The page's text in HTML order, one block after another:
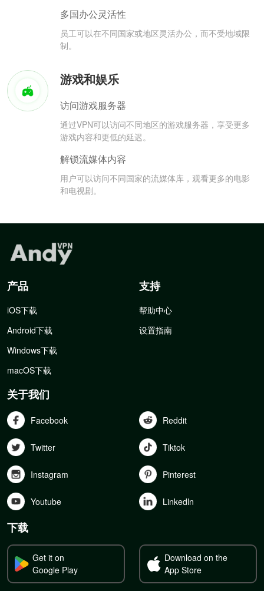
多国办公灵活性
员工可以在不同国家或地区灵活办公，而不受地域限
制。
游戏和娱乐
访问游戏服务器
通过VPN可以访问不同地区的游戏服务器，享受更多
游戏内容和更低的延迟。
解锁流媒体内容
用户可以访问不同国家的流媒体库，观看更多的电影
和电视剧。
产品
iOS下载
Android下载
Windows下载
macOS下载
支持
帮助中心
设置指南
关于我们
Facebook Reddit
Twitter Tiktok
Instagram Pinterest
Youtube Linkedln
下载
Get it on
Google Play
Download on the
App Store